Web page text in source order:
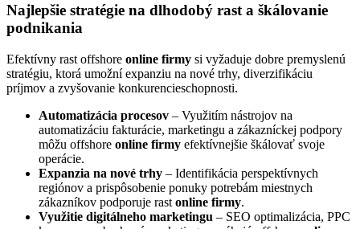
Najlepšie stratégie na dlhodobý rast a škálovanie
podnikania
Efektívny rast offshore online firmy si vyžaduje dobre premyslenú
stratégiu, ktorá umožní expanziu na nové trhy, diverzifikáciu
príjmov a zvyšovanie konkurencieschopnosti.
Automatizácia procesov – Využitím nástrojov na
automatizáciu fakturácie, marketingu a zákazníckej podpory
môžu offshore online firmy efektívnejšie škálovať svoje
operácie.
Expanzia na nové trhy – Identifikácia perspektívnych
regiónov a prispôsobenie ponuky potrebám miestnych
zákazníkov podporuje rast online firmy.
Využitie digitálneho marketingu – SEO optimalizácia, PPC